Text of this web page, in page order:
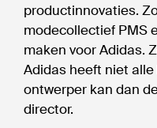
productinnovaties.
modecollectief PMS
maken voor Adidas.
Adidas heeft niet
ontwerper kan dan
director.